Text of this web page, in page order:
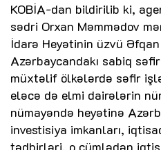
KOBİA-dan bildirilib ki,
sədri Orxan Məmmədov
İdarə Heyətinin üzvü
Azərbaycandakı sabiq
müxtəlif ölkələrdə səfir
eləcə də elmi dairələrin
nümayəndə heyətinə
investisiya imkanları,
tədbirləri, o cümlədən